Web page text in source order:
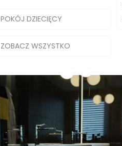
POKÓJ DZIECIĘCY
ZOBACZ WSZYSTKO